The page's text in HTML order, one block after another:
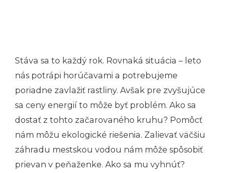
Stáva sa to každý rok. Rovnaká situácia – leto
nás potrápi horúčavami a potrebujeme
poriadne zavlažiť rastliny. Avšak pre zvyšujúce
sa ceny energií to môže byť problém. Ako sa
dostať z tohto začarovaného kruhu? Pomôcť
nám môžu ekologické riešenia. Zalievať väčšiu
záhradu mestskou vodou nám môže spôsobiť
prievan v peňaženke. Ako sa mu vyhnúť?